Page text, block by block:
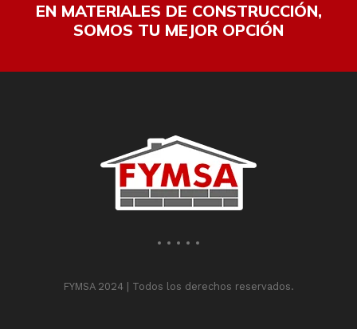
EN MATERIALES DE CONSTRUCCIÓN,
SOMOS TU MEJOR OPCIÓN
FYMSA 2024 | Todos los derechos reservados.